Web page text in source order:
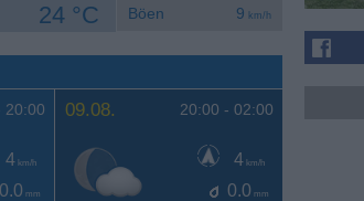
24 °C Böen 9 km/h
20:00
4 km/h
0.0 mm
09.08. 20:00 - 02:00
4 km/h
0.0 mm